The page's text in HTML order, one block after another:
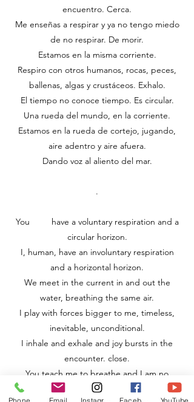
encuentro. Cerca.
Me enseñas a respirar y ya no tengo miedo
de no respirar. De morir.
Estamos en la misma corriente.
Respiro con otros humanos, rocas, peces,
ballenas, algas y crustáceos. Exhalo.
El tiempo no conoce tiempo. Es circular.
Una rueda del mundo, en la corriente.
Estamos en la rueda de cortejo, jugando,
aire adentro y aire afuera.
Dando voz al aliento del mar.
.
You have a voluntary respiration and a
circular horizon.
I, human, have an involuntary respiration
and a horizontal horizon.
We meet in the current in and out the
water, breathing the same air.
I play with forces bigger to me, timeless,
inevitable, unconditional.
I inhale and exhale and joy bursts in the
encounter. close.
You teach me to breathe and I am no
longer afraid of not breathing. Of dying.
Phone Email YouTube